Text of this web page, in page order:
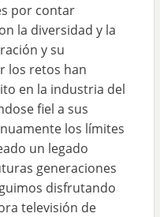
por contar
la diversidad y la
y su
los retos han
en la industria del
fiel a sus
los límites
un legado
generaciones
disfrutando
televisión de